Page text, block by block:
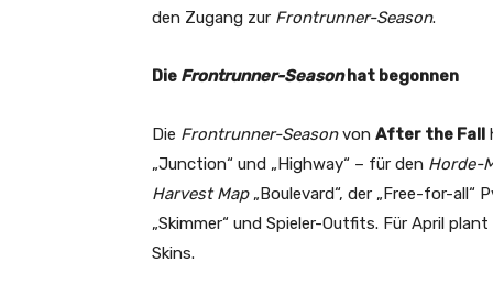
den Zugang zur Frontrunner-Season.
Die Frontrunner-Seasonhat begonnen
Die Frontrunner-Seasonvon After the Fall
„Junction“ und „Highway“ – für den Horde-
Harvest Map„Boulevard“, der „Free-for-all“
„Skimmer“ und Spieler-Outfits. Für April
Skins.